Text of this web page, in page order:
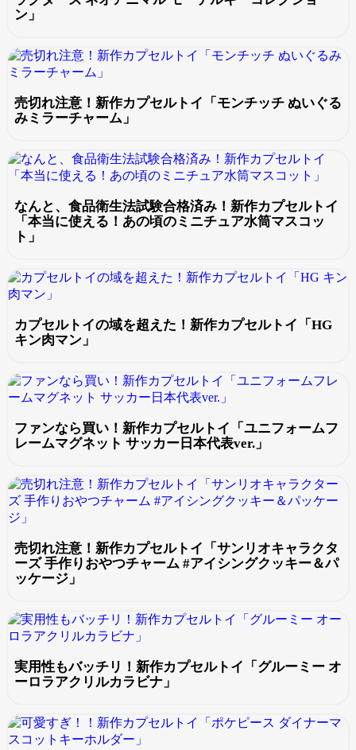
ン」
売切れ注意！新作カプセルトイ「モンチッチ ぬいぐる
みミラーチャーム」
なんと、食品衛生法試験合格済み！新作カプセルトイ
「本当に使える！あの頃のミニチュア水筒マスコッ
ト」
カプセルトイの域を超えた！新作カプセルトイ「HG
キン肉マン」
ファンなら買い！新作カプセルトイ「ユニフォームフ
レームマグネット サッカー日本代表ver.」
売切れ注意！新作カプセルトイ「サンリオキャラクタ
ーズ 手作りおやつチャーム #アイシングクッキー＆パ
ッケージ」
実用性もバッチリ！新作カプセルトイ「グルーミー オ
ーロラアクリルカラビナ」